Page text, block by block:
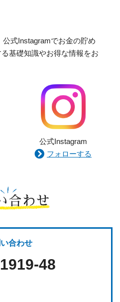
式Instagramでお金の貯め
基礎知識やお得な情報をお
公式Instagram
フォローする
合わせ
合わせ
48